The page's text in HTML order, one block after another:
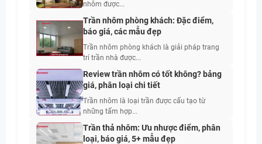
nhôm được...
Trần nhôm phòng khách: Đặc điểm,
báo giá, các mẫu đẹp
Trần nhôm phòng khách là giải pháp trang
trí trần nhà được...
Review trần nhôm có tốt không? bảng
giá, phân loại chi tiết
Trần nhôm là loại trần được cấu tạo từ
những tấm hợp...
Trần thả nhôm: Ưu nhược điểm, phân
loại, báo giá, 5+ mẫu đẹp